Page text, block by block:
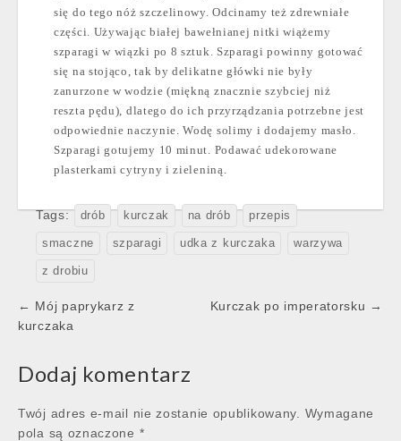
się do tego nóż szczelinowy. Odcinamy też zdrewniałe
części. Używając białej bawełnianej nitki wiążemy
szparagi w wiązki po 8 sztuk. Szparagi powinny gotować
się na stojąco, tak by delikatne główki nie były
zanurzone w wodzie (miękną znacznie szybciej niż
reszta pędu), dlatego do ich przyrządzania potrzebne jest
odpowiednie naczynie. Wodę solimy i dodajemy masło.
Szparagi gotujemy 10 minut. Podawać udekorowane
plasterkami cytryny i zieleniną.
Tags: drób kurczak na drób przepis
smaczne szparagi udka z kurczaka warzywa
z drobiu
Post
navigation
← Mój paprykarz z
kurczaka
Kurczak po imperatorsku →
Dodaj komentarz
Twój adres e-mail nie zostanie opublikowany.
Wymagane
pola są oznaczone *